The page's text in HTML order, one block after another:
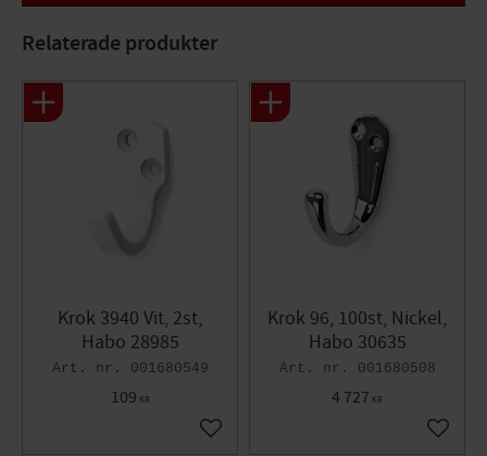
Utsprång: 42 mm
Höjd (A)= 43mm, Bredd (B)= 19mm, Bredd (C) = 42mm
Relaterade produkter
Krok 3940 Vit, 2st,
Habo 28985
001680549
109 KR
Lägg till i favoriter
Krok 96, 100st, Nickel,
Habo 30635
001680508
4 727 KR
Lägg